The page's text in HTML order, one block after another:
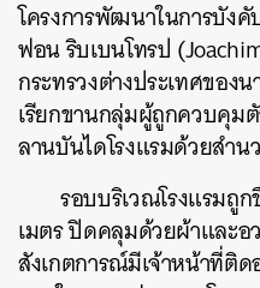
โครงการพัฒนาในการบัง
ฟอน ริบเบนโทรป
กระทรวงต่างประเทศขอ
เรียกขานกลุ่มผู้ถูกควบคุม
ลานบันไดโรงแรมด้วยสำน
รอบบริเวณโรงแรมถู
เมตร ปิดคลุมด้วยผ้าและ
สังเกตการณ์มีเจ้าหน้าที่ติ